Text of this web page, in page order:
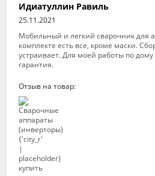
Идиатуллин Равиль
25.11.2021
Мобильный и легкий сварочник для
комплекте есть все, кроме маски.
устраивает. Для моей работы по
гарантия.
Отзыв на товар: